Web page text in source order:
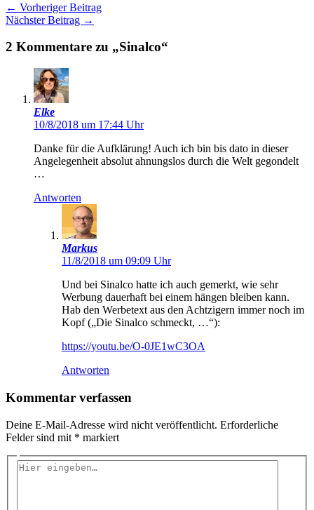
← Vorheriger Beitrag
Nächster Beitrag →
2 Kommentare zu „Sinalco“
Elke
10/8/2018 um 17:44 Uhr
Danke für die Aufklärung! Auch ich bin bis dato in dieser
Angelegenheit absolut ahnungslos durch die Welt gegondelt
…
Antworten
Markus
11/8/2018 um 09:09 Uhr
Und bei Sinalco hatte ich auch gemerkt, wie sehr
Werbung dauerhaft bei einem hängen bleiben kann.
Hab den Werbetext aus den Achtzigern immer noch im
Kopf („Die Sinalco schmeckt, …“):
https://youtu.be/O-0JE1wC3OA
Antworten
Kommentar verfassen
Deine E-Mail-Adresse wird nicht veröffentlicht. Erforderliche
Felder sind mit * markiert
Hier